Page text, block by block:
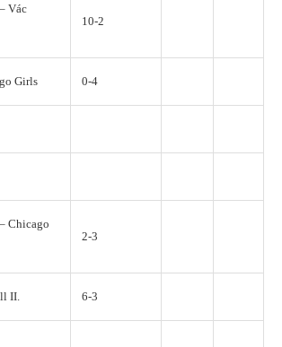
Vác
10-2
Girls 0-4
Chicago
2-3
II. 6-3